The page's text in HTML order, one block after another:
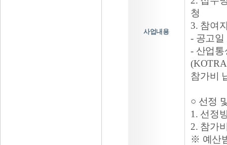
사업내용
청
3. 참여
- 공고
- 산업
참가비
○ 선정
1. 선정
2. 참가
※ 예산